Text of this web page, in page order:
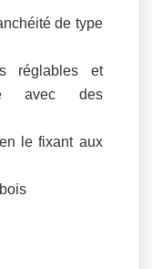
de type
réglables et
avec des
le fixant aux